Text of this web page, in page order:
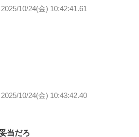
2025/10/24(金) 10:42:41.61
2025/10/24(金) 10:43:42.40
当だろ